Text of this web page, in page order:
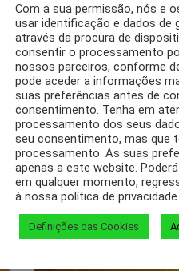
0 Partilhas RECEITAS
Receita Torta
recheada de
por Equipa 1001 dietas
Com a sua permissão, nós e
usar identificação e dados de
através da procura de
consentir o processamento
nossos parceiros, conforme
pode aceder a informações
suas preferências antes de
consentimento. Tenha em
processamento dos seus
seu consentimento, mas que
processamento. As suas
apenas a este website.
em qualquer momento,
à nossa política de privacidade.
Definições das Cookies